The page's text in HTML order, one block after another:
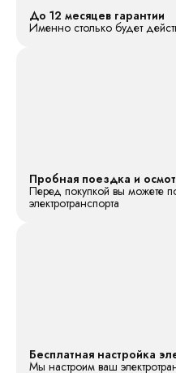
До 12 месяцев гарантии
Именно столько будет
Пробная поездка и
Перед покупкой вы можете
электротранспорта
Бесплатная настройка
Мы настроим ваш